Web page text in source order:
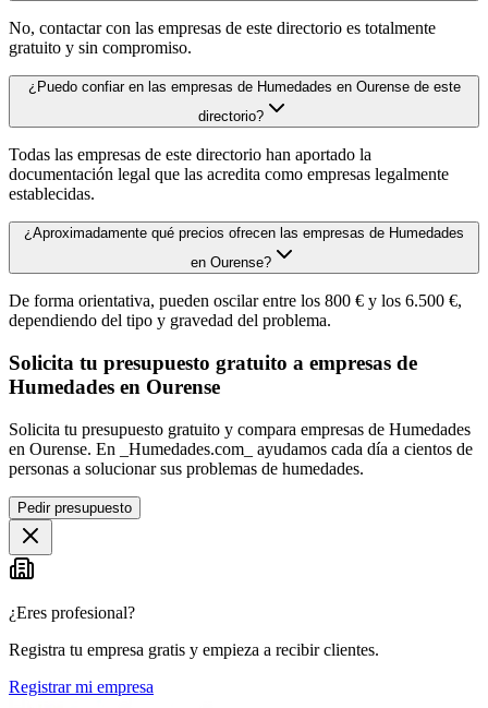
No, contactar con las empresas de este directorio es totalmente
gratuito y sin compromiso.
¿Puedo confiar en las empresas de Humedades en Ourense de este
directorio?
Todas las empresas de este directorio han aportado la
documentación legal que las acredita como empresas legalmente
establecidas.
¿Aproximadamente qué precios ofrecen las empresas de Humedades
en Ourense?
De forma orientativa, pueden oscilar entre los 800 € y los 6.500 €,
dependiendo del tipo y gravedad del problema.
Solicita tu presupuesto gratuito a empresas de
Humedades en Ourense
Solicita tu presupuesto gratuito y compara empresas de Humedades
en Ourense. En _Humedades.com_ ayudamos cada día a cientos de
personas a solucionar sus problemas de humedades.
Pedir presupuesto
¿Eres profesional?
Registra tu empresa gratis y empieza a recibir clientes.
Registrar mi empresa